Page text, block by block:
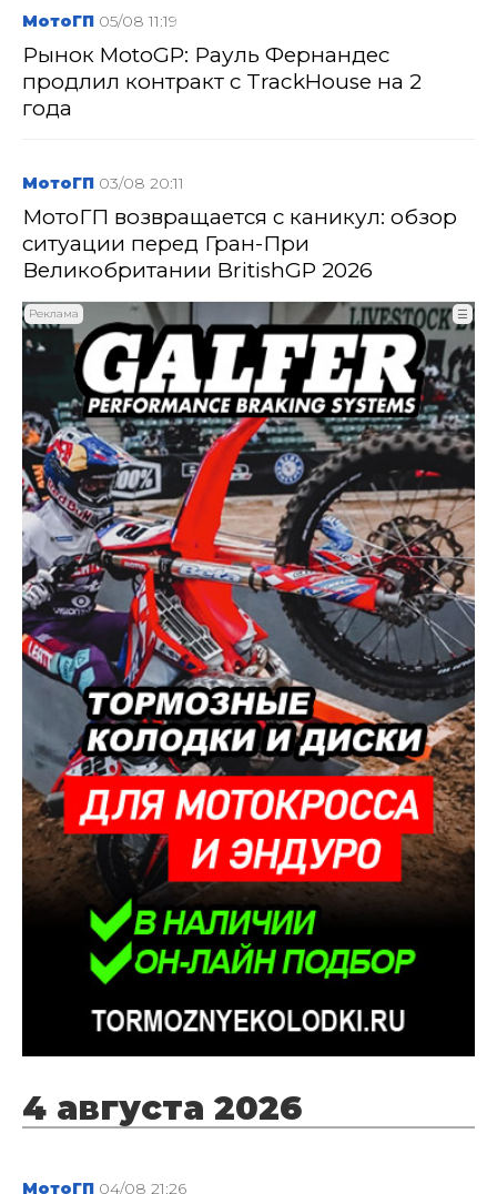
МотоГП 05/08 11:19
Рынок MotoGP: Рауль Фернандес
продлил контракт с TrackHouse на 2
года
МотоГП 03/08 20:11
МотоГП возвращается с каникул: обзор
ситуации перед Гран-При
Великобритании BritishGP 2026
Реклама ☰
4 августа 2026
МотоГП 04/08 21:26